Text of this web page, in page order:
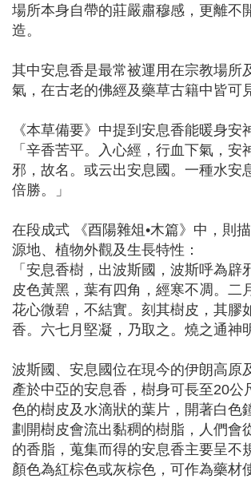
場所本身自帶的莊嚴肅穆感，更離不
造。
其中安息香是最常被運用在宗教場所
氣，在古老的佛經及藥草古籍中皆可
《本草備要》中提到安息香能暖身安
「辛香苦平。入心經，行血下氣，安
邪，故名。或云出安息國。一種水安
倍勝。」
在段成式 《酉陽雜俎•木篇》中，則
源地、植物外觀及生長特性：
「安息香樹，出波斯國，波斯呼為辟
皮色黃黑，葉有四角，經寒不凋。二
花心微碧，不結實。刻其樹皮，其膠
香。六七月堅凝，乃取之。燒之通神
波斯國、安息國位在現今的伊朗高原
產於中亞的安息香，樹身可長至20公
色的樹皮及水滴狀的葉片，開著白色
劃開樹皮會流出黏稠的樹脂，人們會
的香脂，蒐集而得的安息香主要呈不
顏色為紅棕色或灰棕色，可作為藥材